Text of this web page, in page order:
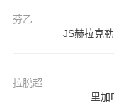
芬乙
JS赫拉克
拉脱超
里加